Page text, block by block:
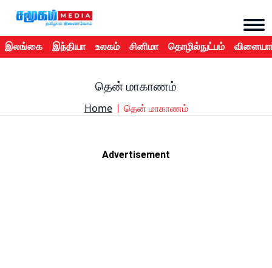
இலங்கை இந்தியா உலகம் சினிமா தொழில்நுட்பம்
தென் மாகாணம்
Home தென் மாகாணம்
Advertisement